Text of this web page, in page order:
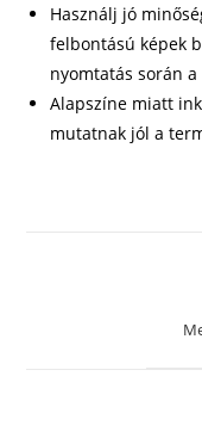
Használj jó
felbontású képek
nyomtatás során
Alapszíne miatt
mutatnak jól a